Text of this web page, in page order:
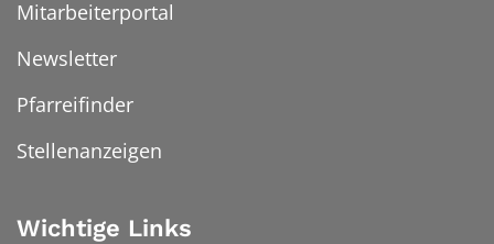
Mitarbeiterportal
Newsletter
Pfarreifinder
Stellenanzeigen
Wichtige Links